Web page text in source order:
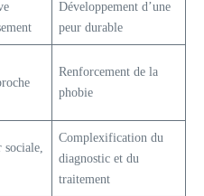
Développement d’une
peur durable
Renforcement de la
phobie
Complexification du
diagnostic et du
traitement